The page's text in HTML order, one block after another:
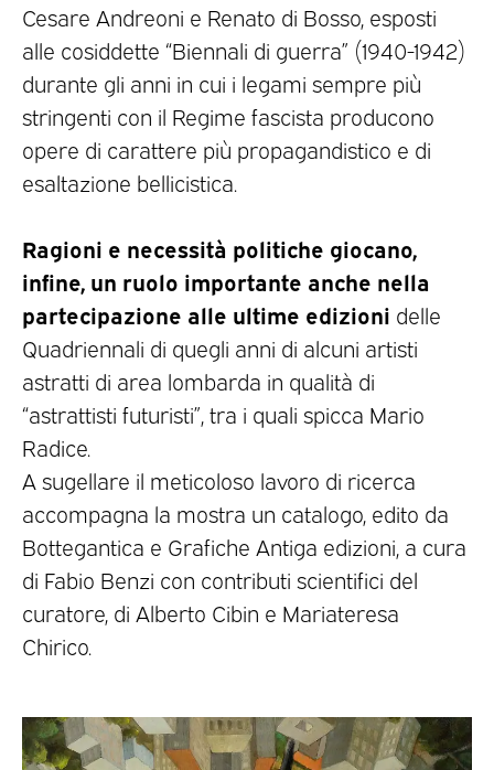
Cesare Andreoni e Renato di Bosso, esposti
alle cosiddette “Biennali di guerra” (1940-1942)
durante gli anni in cui i legami sempre più
stringenti con il Regime fascista producono
opere di carattere più propagandistico e di
esaltazione bellicistica.
Ragioni e necessità politiche giocano,
infine, un ruolo importante anche nella
partecipazione alle ultime edizioni delle
Quadriennali di quegli anni di alcuni artisti
astratti di area lombarda in qualità di
“astrattisti futuristi”, tra i quali spicca Mario
Radice.
A sugellare il meticoloso lavoro di ricerca
accompagna la mostra un catalogo, edito da
Bottegantica e Grafiche Antiga edizioni, a cura
di Fabio Benzi con contributi scientifici del
curatore, di Alberto Cibin e Mariateresa
Chirico.